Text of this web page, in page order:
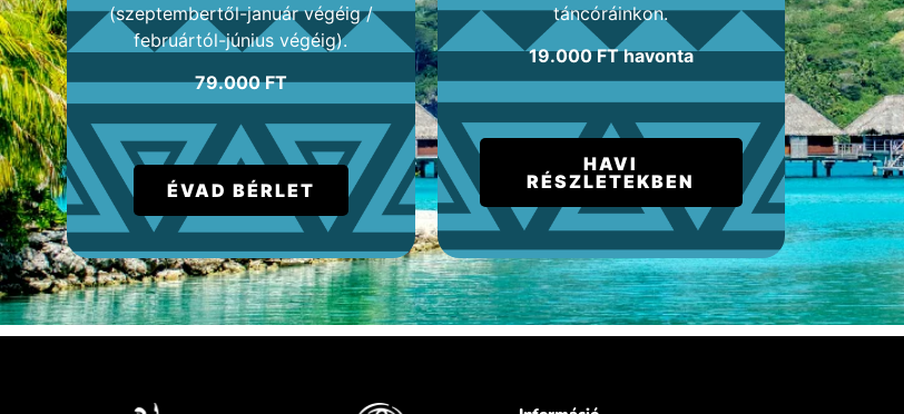
(szeptembertől-január végéig /
februártól-június végéig).
79.000 FT
ÉVAD BÉRLET
táncóráinkon.
19.000 FT havonta
HAVI
RÉSZLETEKBEN